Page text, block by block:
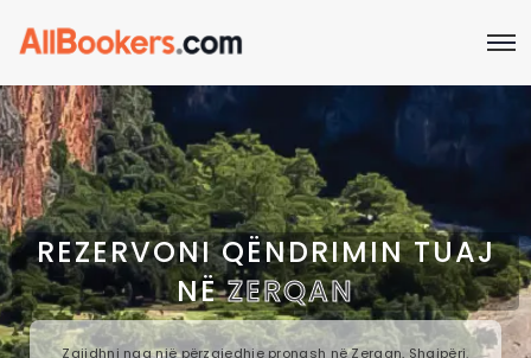
REZERVONI QËNDRIMIN TUAJ
NËZERQAN
Zgjidhni nga një përzgjedhje pronash në Zerqan, Shqipëri.